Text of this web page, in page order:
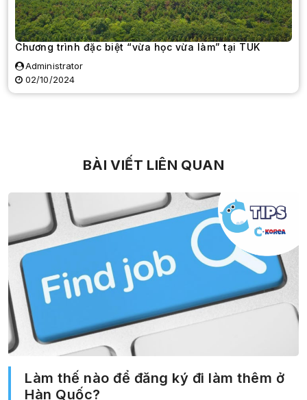
Chương trình đặc biệt “vừa học vừa làm” tại TUK
Administrator
02/10/2024
BÀI VIẾT LIÊN QUAN
Làm thế nào để đăng ký đi làm thêm ở
Hàn Quốc?